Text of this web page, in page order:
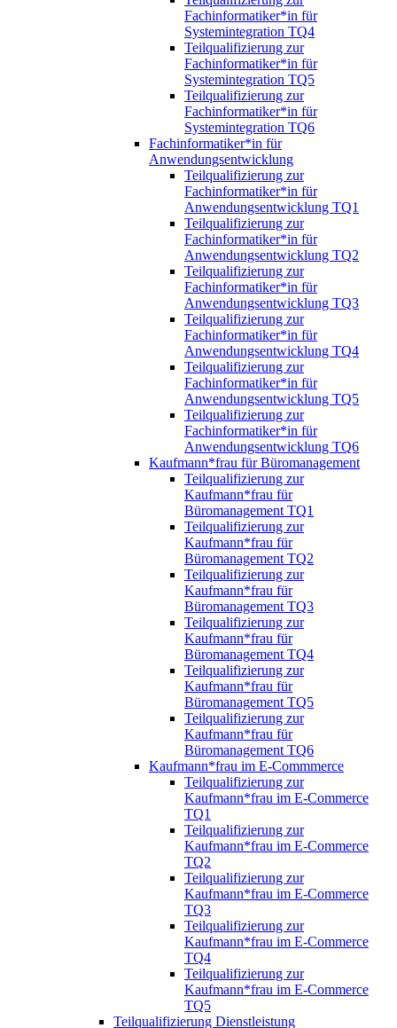
Fachinformatiker*in für
Systemintegration TQ4
Teilqualifizierung zur
Fachinformatiker*in für
Systemintegration TQ5
Teilqualifizierung zur
Fachinformatiker*in für
Systemintegration TQ6
Fachinformatiker*in für
Anwendungsentwicklung
Teilqualifizierung zur
Fachinformatiker*in für
Anwendungsentwicklung TQ1
Teilqualifizierung zur
Fachinformatiker*in für
Anwendungsentwicklung TQ2
Teilqualifizierung zur
Fachinformatiker*in für
Anwendungsentwicklung TQ3
Teilqualifizierung zur
Fachinformatiker*in für
Anwendungsentwicklung TQ4
Teilqualifizierung zur
Fachinformatiker*in für
Anwendungsentwicklung TQ5
Teilqualifizierung zur
Fachinformatiker*in für
Anwendungsentwicklung TQ6
Kaufmann*frau für Büromanagement
Teilqualifizierung zur
Kaufmann*frau für
Büromanagement TQ1
Teilqualifizierung zur
Kaufmann*frau für
Büromanagement TQ2
Teilqualifizierung zur
Kaufmann*frau für
Büromanagement TQ3
Teilqualifizierung zur
Kaufmann*frau für
Büromanagement TQ4
Teilqualifizierung zur
Kaufmann*frau für
Büromanagement TQ5
Teilqualifizierung zur
Kaufmann*frau für
Büromanagement TQ6
Kaufmann*frau im E-Commmerce
Teilqualifizierung zur
Kaufmann*frau im E-Commerce
TQ1
Teilqualifizierung zur
Kaufmann*frau im E-Commerce
TQ2
Teilqualifizierung zur
Kaufmann*frau im E-Commerce
TQ3
Teilqualifizierung zur
Kaufmann*frau im E-Commerce
TQ4
Teilqualifizierung zur
Kaufmann*frau im E-Commerce
TQ5
Teilqualifizierung Dienstleistung